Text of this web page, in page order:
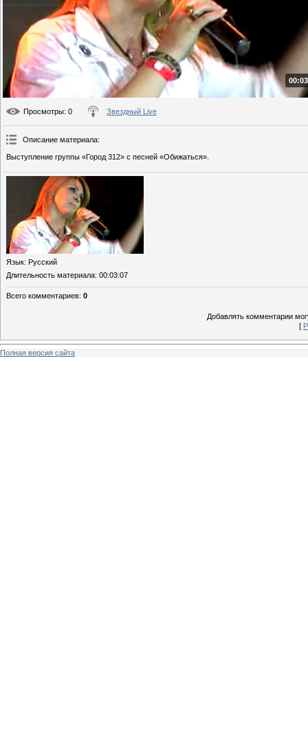
Просмотры: 0 Звездный Live
Описание материала:
Выступление группы «Город 312» с песней «Обижаться».
Язык: Русский
Длительность материала: 00:03:07
Всего комментариев: 0
Добавлять комментарии
[
Полная версия сайта